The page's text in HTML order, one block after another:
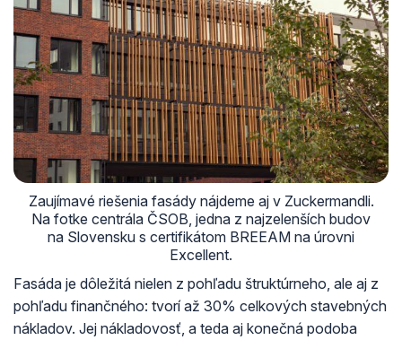
Zaujímavé riešenia fasády nájdeme aj v Zuckermandli.
Na fotke centrála ČSOB, jedna z najzelenších budov
na Slovensku s certifikátom BREEAM na úrovni
Excellent.
Fasáda je dôležitá nielen z pohľadu štruktúrneho, ale aj z
pohľadu finančného: tvorí až 30% celkových stavebných
nákladov. Jej nákladovosť, a teda aj konečná podoba